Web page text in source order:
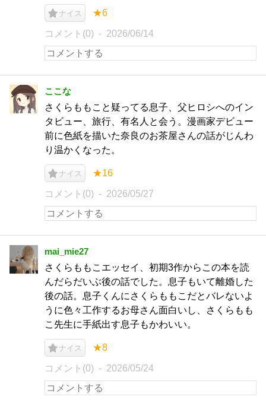
ナイス ★6
コメント(0) 2026/06/14
ここな
さくらももこと疑ってる息子、父ヒロシへのイン
タビュー、旅行、有名人と会う。漫画家デビュー
前に色紙を描いた奈良のお茶屋さんの話がじんわ
り温かくなった。
ナイス ★16
コメント(0) 2026/05/27
mai_mie27
さくらももこエッセイ、初期3作からこの本を読
んだらだいぶ後の話でした。息子もいて離婚した
後の話。息子くんにさくらももこだとバレないよ
うに色々工作するお母さん面白いし、さくらもも
こ先生に手紙出す息子もかわいい。
ナイス ★8
コメント(0) 2026/05/24